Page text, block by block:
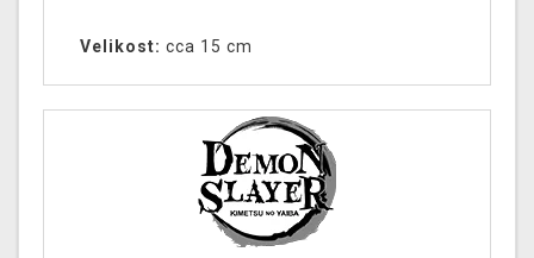
Velikost: cca 15 cm